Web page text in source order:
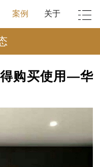
案例 关于
购买使用—华